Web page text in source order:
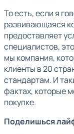
То есть, если я
развивающаяся
предоставляет
специалистов,
мы компания,
клиенты в 20
стандартам. И
фактах, которые
покупке.
Поделишься